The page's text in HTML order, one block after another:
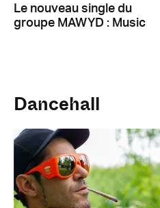
Le nouveau single du
groupe MAWYD : Music
Dancehall